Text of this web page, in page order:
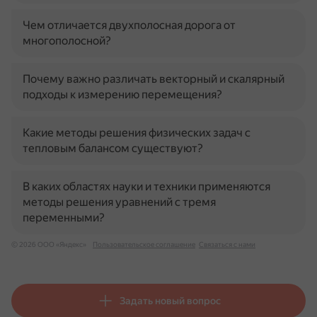
Чем отличается двухполосная дорога от
многополосной?
Почему важно различать векторный и скалярный
подходы к измерению перемещения?
Какие методы решения физических задач с
тепловым балансом существуют?
В каких областях науки и техники применяются
методы решения уравнений с тремя
переменными?
© 2026 ООО «Яндекс» Пользовательское соглашение Связаться с нами
Задать новый вопрос